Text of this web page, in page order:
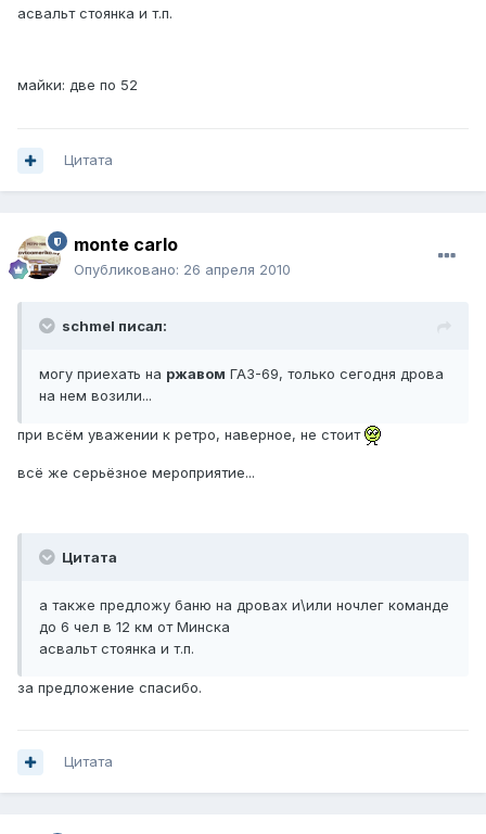
асвальт стоянка и т.п.
майки: две по 52
Цитата
monte carlo
Опубликовано: 26 апреля 2010
schmel писал:
могу приехать на ржавом ГАЗ-69, только сегодня дрова
на нем возили...
при всём уважении к ретро, наверное, не стоит
всё же серьёзное мероприятие...
Цитата
а также предложу баню на дровах и\или ночлег команде
до 6 чел в 12 км от Минска
асвальт стоянка и т.п.
за предложение спасибо.
Цитата